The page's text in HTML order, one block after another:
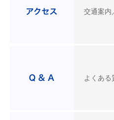
交通案内
よくある